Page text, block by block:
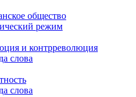
общество
режим
и контрреволюция
слова
слова